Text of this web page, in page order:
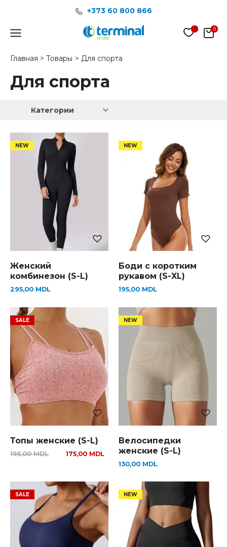
содержимому
+373 60 800 866
Main
Главная Товары Для спорта
Для спорта
Категории
Женский
комбинезон (S-L)
295,00 MDL
Боди с коротким
рукавом (S-XL)
195,00 MDL
Топы женские (S-L)
195,00MDL 175,00 MDL
Велосипедки
женские (S-L)
130,00 MDL